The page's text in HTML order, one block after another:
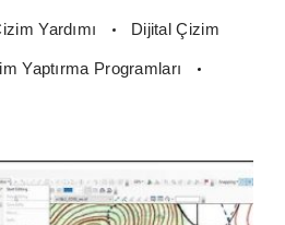
Yardımı Dijital Çizim
Yaptırma Programları